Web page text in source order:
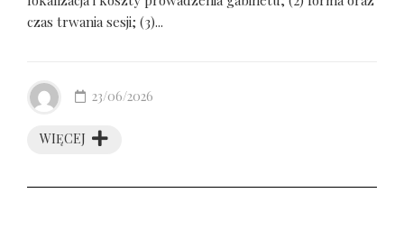
czas trwania sesji; (3)...
WIĘCEJ
23/06/2026